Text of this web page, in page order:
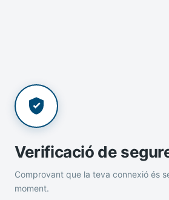
Verificació de
Comprovant que la teva connexió és
moment.